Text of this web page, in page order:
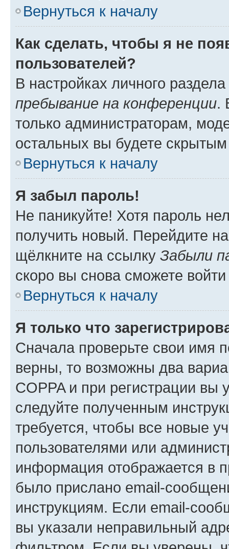
Вернуться к началу
Как сделать, чтобы я не
пользователей?
В настройках личного
пребывание на конференции.
только администраторам,
остальных вы будете
Вернуться к началу
Я забыл пароль!
Не паникуйте! Хотя пароль
получить новый. Перейдите
щёлкните на ссылку Забыли
скоро вы снова сможете
Вернуться к началу
Я только что
Сначала проверьте свои имя
верны, то возможны два
COPPA и при регистрации вы
следуйте полученным
требуется, чтобы все новые
пользователями или
информация отображается в
было прислано email-
инструкциям. Если email-
вы указали неправильный